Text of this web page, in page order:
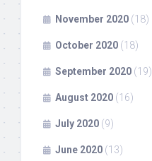
November 2020 (18)
October 2020 (18)
September 2020 (19)
August 2020 (16)
July 2020 (9)
June 2020 (13)